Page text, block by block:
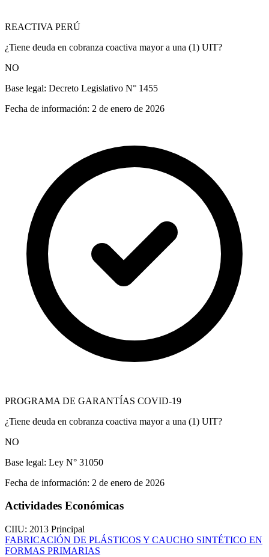
REACTIVA PERÚ
¿Tiene deuda en cobranza coactiva mayor a una (1) UIT?
NO
Base legal: Decreto Legislativo N° 1455
Fecha de información: 2 de enero de 2026
PROGRAMA DE GARANTÍAS COVID-19
¿Tiene deuda en cobranza coactiva mayor a una (1) UIT?
NO
Base legal: Ley N° 31050
Fecha de información: 2 de enero de 2026
Actividades Económicas
CIIU: 2013 Principal
FABRICACIÓN DE PLÁSTICOS Y CAUCHO SINTÉTICO EN
FORMAS PRIMARIAS